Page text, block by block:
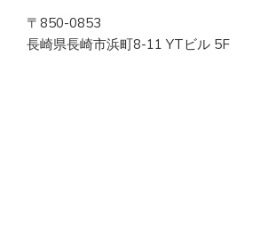
〒850-0853
長崎県長崎市浜町8-11 YTビル 5F